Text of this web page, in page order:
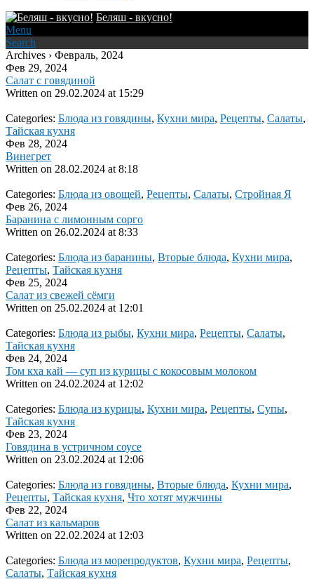
Беляш - вкусно!
Menu
Search
Archives › Февраль, 2024
Фев 29, 2024
Салат с говядиной
Written on 29.02.2024 at 15:29
Categories: Блюда из говядины, Кухни мира, Рецепты, Салаты,
Тайская кухня
Фев 28, 2024
Винегрет
Written on 28.02.2024 at 8:18
Categories: Блюда из овощей, Рецепты, Салаты, Стройная Я
Фев 26, 2024
Баранина с лимонным сорго
Written on 26.02.2024 at 8:33
Categories: Блюда из баранины, Вторые блюда, Кухни мира,
Рецепты, Тайская кухня
Фев 25, 2024
Салат из свежей сёмги
Written on 25.02.2024 at 12:01
Categories: Блюда из рыбы, Кухни мира, Рецепты, Салаты,
Тайская кухня
Фев 24, 2024
Том кха кай — суп из курицы с кокосовым молоком
Written on 24.02.2024 at 12:02
Categories: Блюда из курицы, Кухни мира, Рецепты, Супы,
Тайская кухня
Фев 23, 2024
Говядина в устричном соусе
Written on 23.02.2024 at 12:06
Categories: Блюда из говядины, Вторые блюда, Кухни мира,
Рецепты, Тайская кухня, Что хотят мужчины
Фев 22, 2024
Салат из кальмаров
Written on 22.02.2024 at 12:03
Categories: Блюда из морепродуктов, Кухни мира, Рецепты,
Салаты, Тайская кухня